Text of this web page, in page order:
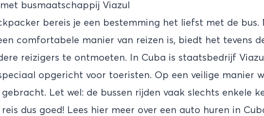
met busmaatschappij Viazul
bereis je een bestemming het liefst met de bus.
comfortabele manier van reizen is, biedt het tevens
reizigers te ontmoeten. In Cuba is staatsbedrijf
opgericht voor toeristen. Op een veilige manier
gebracht. Let wel: de bussen rijden vaak slechts enkele
reis dus goed! Lees hier meer over een auto huren in